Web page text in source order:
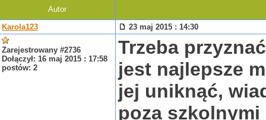
Autor
Karola123
23 maj 2015 : 14:30
Zarejestrowany #2736
Dołączył: 16 maj 2015 : 17:58
postów: 2
Trzeba
jest najlepsze
jej uniknąć,
poza